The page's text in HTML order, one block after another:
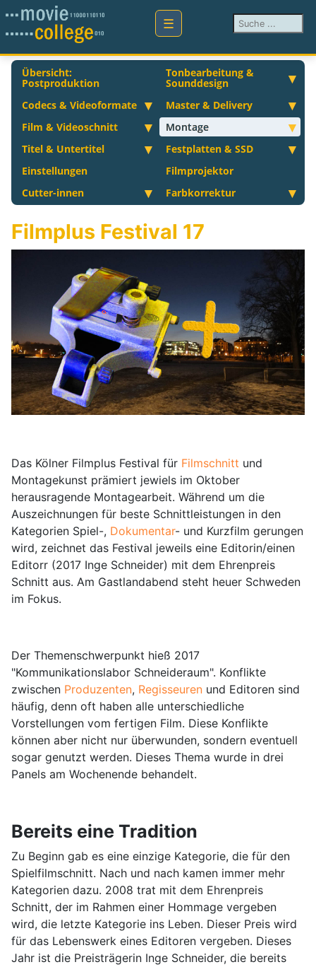
Suchen ...
Übersicht:
Postproduktion
Tonbearbeitung &
Sounddesign
Codecs & Videoformate
Master & Delivery
Film & Videoschnitt
Montage
Titel & Untertitel
Festplatten & SSD
Einstellungen
Filmprojektor
Cutter-innen
Farbkorrektur
Filmplus Festival 17
Das Kölner Filmplus Festival für Filmschnitt und
Montagekunst prämiert jewiels im Oktober
herausragende Montagearbeit. Während um die
Auszeichnungen für beste Schnittleistungen in den
Kategorien Spiel-, Dokumentar- und Kurzfilm gerungen
wird, zeichnet das Festival jeweils eine Editorin/einen
Editorr (2017 Inge Schneider) mit dem Ehrenpreis
Schnitt aus. Am Gastlandabend steht heuer Schweden
im Fokus.
Der Themenschwerpunkt hieß 2017
"Kommunikationslabor Schneideraum". Konflikte
zwischen Produzenten, Regisseuren und Editoren sind
häufig, denn oft haben alle unterschiedliche
Vorstellungen vom fertigen Film. Diese Konflikte
können aber nicht nur überwunden, sondern eventuell
sogar genutzt werden. Dieses Thema wurde in drei
Panels am Wochenende behandelt.
Bereits eine Tradition
Zu Beginn gab es eine einzige Kategorie, die für den
Spielfilmschnitt. Nach und nach kamen immer mehr
Kategorien dazu. 2008 trat mit dem Ehrenpreis
Schnitt, der im Rahmen einer Hommage vergeben
wird, die letzte Kategorie ins Leben. Dieser Preis wird
für das Lebenswerk eines Editoren vergeben. Dieses
Jahr ist die Preisträgerin Inge Schneider, die bereits